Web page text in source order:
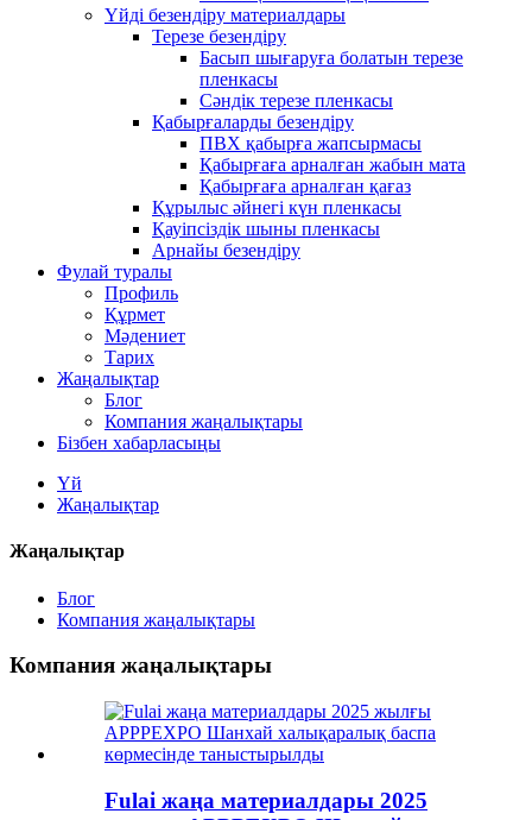
Үйді безендіру материалдары
Терезе безендіру
Басып шығаруға болатын терезе
пленкасы
Сәндік терезе пленкасы
Қабырғаларды безендіру
ПВХ қабырға жапсырмасы
Қабырғаға арналған жабын мата
Қабырғаға арналған қағаз
Құрылыс әйнегі күн пленкасы
Қауіпсіздік шыны пленкасы
Арнайы безендіру
Фулай туралы
Профиль
Құрмет
Мәдениет
Тарих
Жаңалықтар
Блог
Компания жаңалықтары
Бізбен хабарласыңы
Үй
Жаңалықтар
Жаңалықтар
Блог
Компания жаңалықтары
Компания жаңалықтары
Fulai жаңа материалдары 2025